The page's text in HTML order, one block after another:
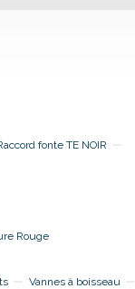
fonte TE NOIR
Rouge
Vannes à boisseau